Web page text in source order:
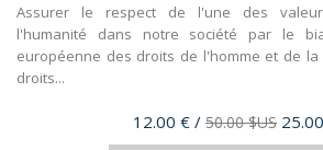
Assurer le respect de l'une des
l'humanité dans notre société par le
européenne des droits de l'homme et de
droits...
Price
12.00 € / 50.00 $US